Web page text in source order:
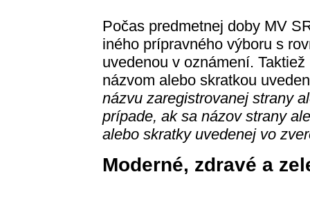
Počas predmetnej doby MV
iného prípravného výboru s
uvedenou v oznámení.
názvom alebo skratkou
názvu zaregistrovanej strany
prípade, ak sa názov strany
alebo skratky uvedenej vo
Moderné, zdravé a